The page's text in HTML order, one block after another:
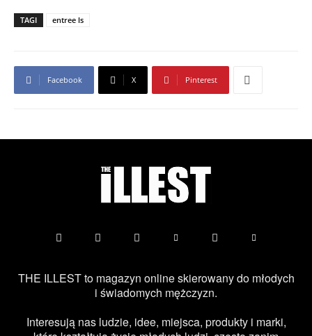
TAGI entree ls
Facebook X Pinterest
THE ILLEST to magazyn online skierowany do młodych
i świadomych mężczyzn.
Interesują nas ludzie, idee, miejsca, produkty i marki,